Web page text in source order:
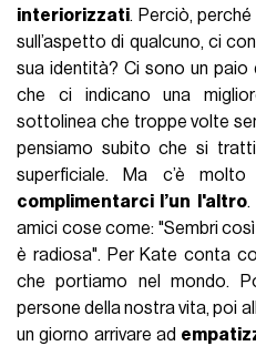
interiorizzati. Perciò,
sull’aspetto di qualcuno, ci
sua identità? Ci sono un paio
che ci indicano una
sottolinea che troppe volte
pensiamo subito che si
superficiale. Ma c’è
complimentarci l’un l'altro.
amici cose come: "Sembri
è radiosa". Per Kate conta
che portiamo nel mondo.
persone della nostra vita, poi
un giorno arrivare ad